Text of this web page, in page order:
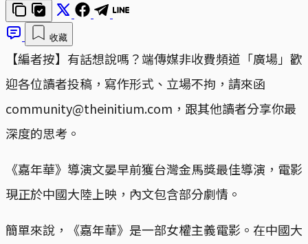
收藏
【編者按】有話想說嗎？端傳媒非收費頻道「廣場」歡
迎各位讀者投稿，寫作形式、立場不拘，請來函
community@theinitium.com，跟其他讀者分享你最
深度的思考。
《嘉年華》導演文晏早前獲台灣金馬獎最佳導演，電影
現正於中國大陸上映，內文包含部分劇情。
簡單來說，《嘉年華》是一部女權主義電影。在中國大